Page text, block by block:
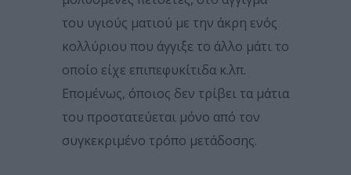
του υγιούς ματιού με την άκρη ενός
κολλύριου που άγγιξε το άλλο μάτι το
οποίο είχε επιπεφυκίτιδα κ.λπ.
Επομένως, όποιος δεν τρίβει τα μάτια
του προστατεύεται μόνο από τον
συγκεκριμένο τρόπο μετάδοσης.